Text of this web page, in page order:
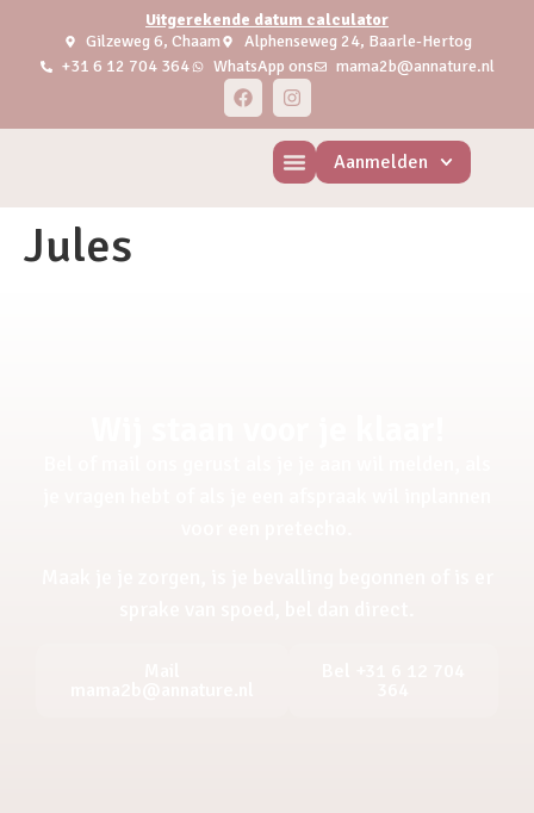
Uitgerekende datum calculator
Gilzeweg 6, Chaam
Alphenseweg 24, Baarle-Hertog
+31 6 12 704 364
WhatsApp ons mama2b@annature.nl
Aanmelden
Jules